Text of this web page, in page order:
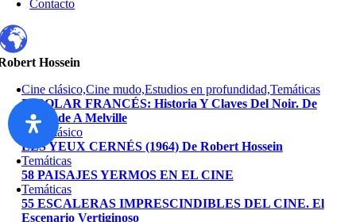
Contacto
Hossein
Cine clásico,Cine mudo,Estudios en profundidad,Temáticas
El POLAR FRANCÉS: Historia Y Claves Del Noir. De
Feuillade A Melville
Cine clásico
LES YEUX CERNÉS (1964) De Robert Hossein
Temáticas
58 PAISAJES YERMOS EN EL CINE
Temáticas
55 ESCALERAS IMPRESCINDIBLES DEL CINE. El
Escenario Vertiginoso